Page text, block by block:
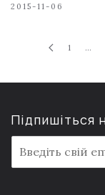
2015-11-06
1 …
Підпишіться
m
a